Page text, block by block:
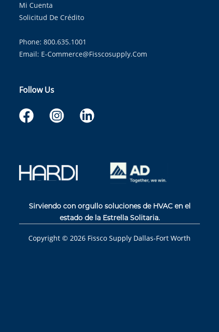
Mi Cuenta
Solicitud De Crédito
Phone: 800.635.1001
Email: E-Commerce@fisscosupply.com
Follow Us
Sirviendo con orgullo soluciones de HVAC en el
estado de la Estrella Solitaria.
Copyright © 2026 Fissco Supply Dallas-Fort Worth